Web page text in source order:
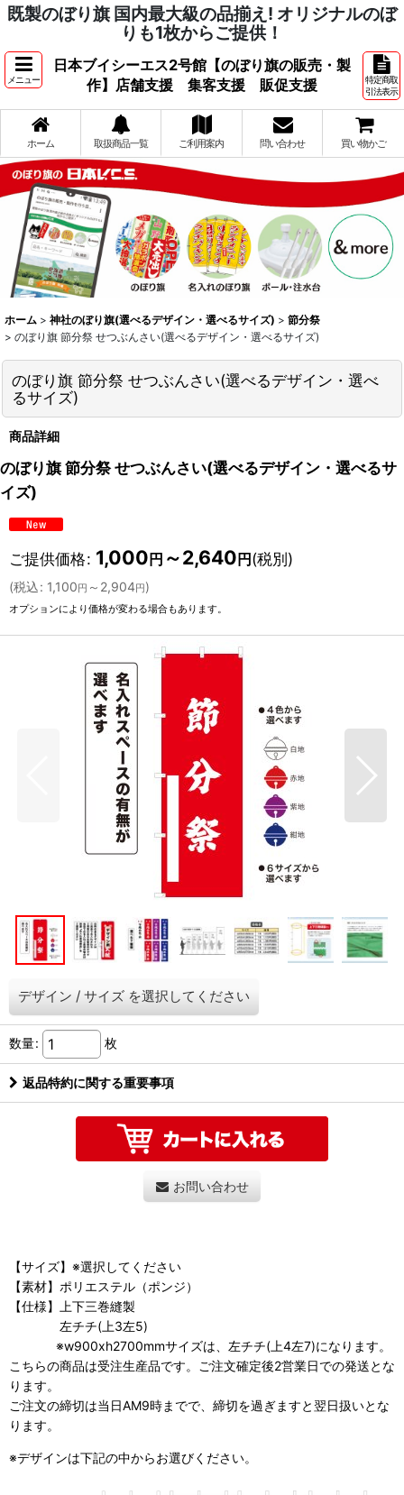
既製のぼり旗 国内最大級の品揃え! オリジナルのぼ
りも1枚からご提供！
メニュー
日本ブイシーエス2号館【のぼり旗の販売・製
作】店舗支援 集客支援 販促支援
特定商取
引法表示
ホーム 取扱商品一覧 ご利用案内 問い合わせ 買い物かご
ホーム > 神社のぼり旗(選べるデザイン・選べるサイズ) > 節分祭
> のぼり旗 節分祭 せつぶんさい(選べるデザイン・選べるサイズ)
のぼり旗 節分祭 せつぶんさい(選べるデザイン・選べ
るサイズ)
商品詳細
のぼり旗 節分祭 せつぶんさい(選べるデザイン・選べるサ
イズ)
ご提供価格: 1,000 円 ～2,640 円 (税別)
(税込: 1,100 円 ～2,904円 )
オプションにより価格が変わる場合もあります。
デザイン / サイズ を選択してください
数量: 枚
返品特約に関する重要事項
お問い合わせ
【サイズ】※選択してください
【素材】ポリエステル（ポンジ）
【仕様】上下三巻縫製
左チチ(上3左5)
※w900xh2700mmサイズは、左チチ(上4左7)になります。
こちらの商品は受注生産品です。ご注文確定後2営業日での発送とな
ります。
ご注文の締切は当日AM9時までで、締切を過ぎますと翌日扱いとな
ります。
※デザインは下記の中からお選びください。